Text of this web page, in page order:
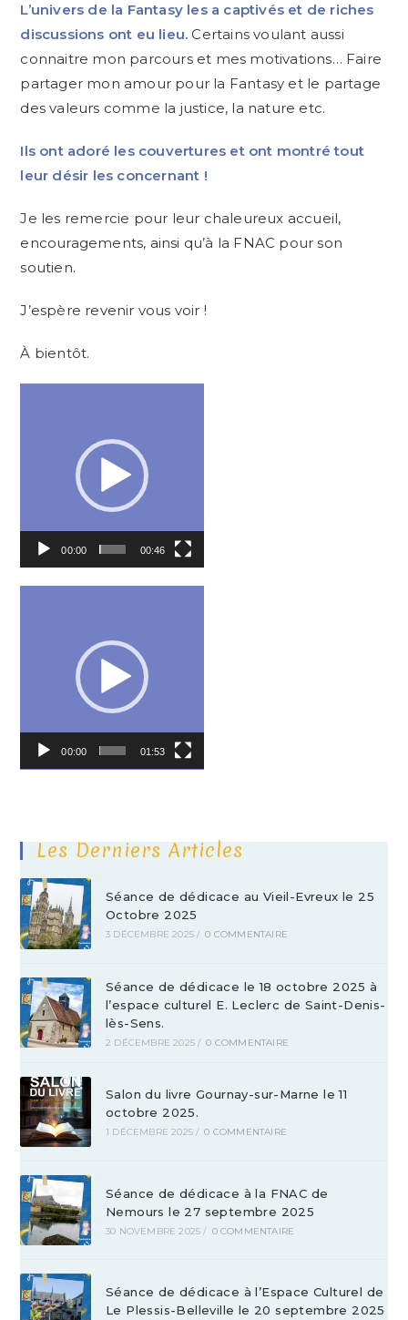
L’univers de la Fantasy les a captivés et de riches
discussions ont eu lieu. Certains voulant aussi
connaitre mon parcours et mes motivations… Faire
partager mon amour pour la Fantasy et le partage
des valeurs comme la justice, la nature etc.
Ils ont adoré les couvertures et ont montré tout
leur désir les concernant !
Je les remercie pour leur chaleureux accueil,
encouragements, ainsi qu’à la FNAC pour son
soutien.
J’espère revenir vous voir !
À bientôt.
00:00 00:46
00:00 01:53
Les Derniers Articles
Séance de dédicace au Vieil-Evreux le 25
Octobre 2025
3 DÉCEMBRE 2025 / 0 COMMENTAIRE
Séance de dédicace le 18 octobre 2025 à
l’espace culturel E. Leclerc de Saint-Denis-
lès-Sens.
2 DÉCEMBRE 2025 / 0 COMMENTAIRE
Salon du livre Gournay-sur-Marne le 11
octobre 2025.
1 DÉCEMBRE 2025 / 0 COMMENTAIRE
Séance de dédicace à la FNAC de
Nemours le 27 septembre 2025
30 NOVEMBRE 2025 / 0 COMMENTAIRE
Séance de dédicace à l’Espace Culturel de
Le Plessis-Belleville le 20 septembre 2025